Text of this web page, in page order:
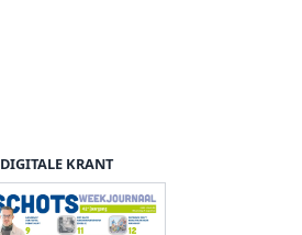
DIGITALE KRANT